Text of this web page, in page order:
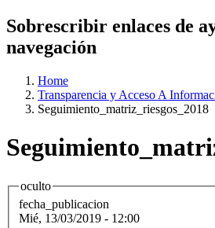
Sobrescribir enlaces de
navegación
Home
Transparencia y Acceso A
Seguimiento_matriz_riesgos_2018
oculto
fecha_publicacion
Mié, 13/03/2019 - 12:00